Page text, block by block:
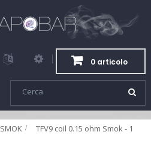
0 articolo
SMOK >
TFV9 coil 0.15 ohm Smok - 1